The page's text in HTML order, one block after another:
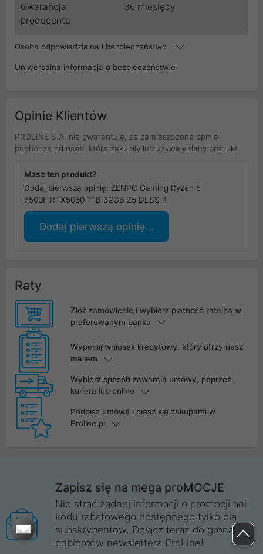
Gwarancja
producenta
36 miesięcy
Osoba odpowiedzialna i bezpieczeństwo
Uniwersalna informacja o bezpieczeństwie
Opinie Klientów
PROLINE S.A. nie gwarantuje, że zamieszczone opinie
pochodzą od osób, które zakupiły lub używały dany produkt.
Masz ten produkt?
Dodaj pierwszą opinię: ZENPC Gaming Ryzen 5
7500F RTX5060 1TB 32GB Z5 DLSS 4
Dodaj pierwszą opinię...
Raty
Złóż zamówienie i wybierz płatność ratalną w
preferowanym banku
Wypełnij wniosek kredytowy, który otrzymasz
mailem
Wybierz sposób zawarcia umowy, poprzez
kuriera lub online
Podpisz umowę i ciesz się zakupami w
Proline.pl
Zapisz się na mega proMOCJE
Nie strać żadnej informacji o promocji ani
kodu rabatowego dostępnego tylko dla
subskrybentów. Dołącz teraz do grona
odbiorców newslettera ProLine!